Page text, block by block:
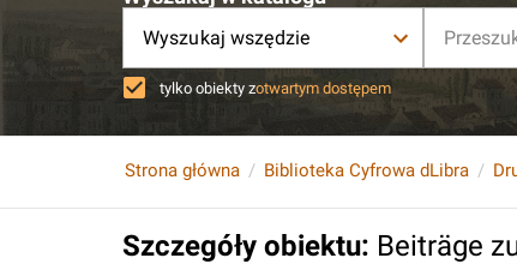
Wyszukaj wszędzie
tylko obiekty zotwartym dostępem
Strona główna Biblioteka Cyfrowa dLibra
Szczegóły obiektu: Beiträge